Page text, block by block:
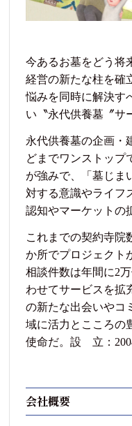
今あるお墓をどう将
経営の新たな柱を確
悩みを同時に解決す
い〝永代供養墓〞サ
永代供養墓の企画・
どまでワンストップ
が強みで、「墓じま
対する意識やライフ
認知やマーケットの
これまでの契約寺院
か所でプロジェクト
相談件数は年間に2
わせてサービスを拡
の新たな出会いやコ
域に活力とこころの
使命だ。設 立：
会社概要